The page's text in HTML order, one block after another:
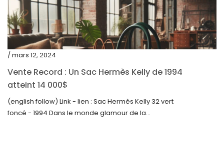
juillet 2022
juin 2022
mai 2022
avril 2022
mars 2022
février 2022
/ mars 12, 2024
Vente Record : Un Sac Hermès Kelly de 1994
atteint 14 000$
(english follow) Link - lien : Sac Hermès Kelly 32 vert
foncé - 1994 Dans le monde glamour de la...